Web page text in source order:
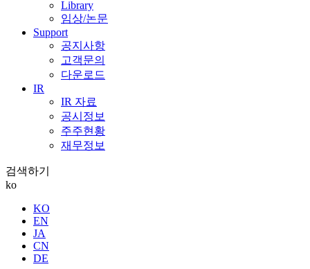
Library
임상/논문
Support
공지사항
고객문의
다운로드
IR
IR 자료
공시정보
주주현황
재무정보
검색하기
ko
KO
EN
JA
CN
DE